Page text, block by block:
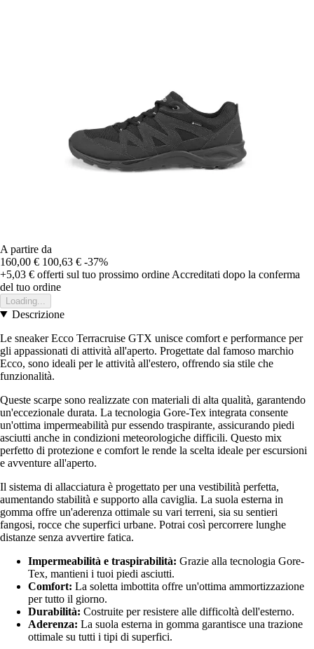
A partire da
160,00 € 100,63 € -37%
+5,03 € offerti sul tuo prossimo ordine Accreditati dopo la conferma
del tuo ordine
Loading...
Descrizione
Le sneaker Ecco Terracruise GTX unisce comfort e performance per
gli appassionati di attività all'aperto. Progettate dal famoso marchio
Ecco, sono ideali per le attività all'estero, offrendo sia stile che
funzionalità.
Queste scarpe sono realizzate con materiali di alta qualità, garantendo
un'eccezionale durata. La tecnologia Gore-Tex integrata consente
un'ottima impermeabilità pur essendo traspirante, assicurando piedi
asciutti anche in condizioni meteorologiche difficili. Questo mix
perfetto di protezione e comfort le rende la scelta ideale per escursioni
e avventure all'aperto.
Il sistema di allacciatura è progettato per una vestibilità perfetta,
aumentando stabilità e supporto alla caviglia. La suola esterna in
gomma offre un'aderenza ottimale su vari terreni, sia su sentieri
fangosi, rocce che superfici urbane. Potrai così percorrere lunghe
distanze senza avvertire fatica.
Impermeabilità e traspirabilità: Grazie alla tecnologia Gore-
Tex, mantieni i tuoi piedi asciutti.
Comfort: La soletta imbottita offre un'ottima ammortizzazione
per tutto il giorno.
Durabilità: Costruite per resistere alle difficoltà dell'esterno.
Aderenza: La suola esterna in gomma garantisce una trazione
ottimale su tutti i tipi di superfici.